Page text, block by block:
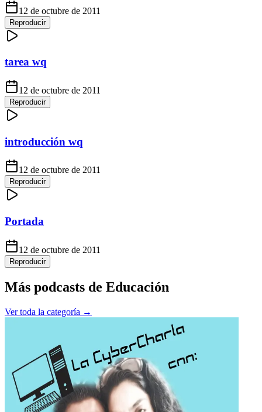
12 de octubre de 2011
Reproducir
tarea wq
12 de octubre de 2011
Reproducir
introducción wq
12 de octubre de 2011
Reproducir
Portada
12 de octubre de 2011
Reproducir
Más podcasts de Educación
Ver toda la categoría →